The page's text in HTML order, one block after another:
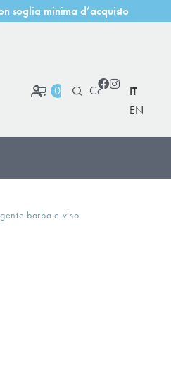
n soglia minima d’acquisto
0
IT
EN
barba e viso